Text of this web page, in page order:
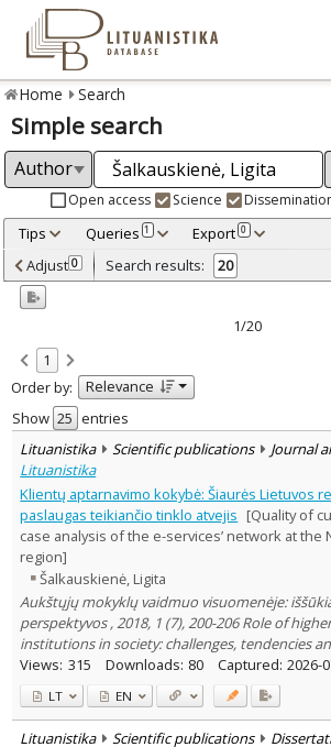
Home Search
Simple search
Open access Science
Tips Queries 1 Export 0
Adjusted by criteria 0
Year
Refine
Open access
Scientific publications 19
Dissemination publications
Document Type:
Journal articles 19
Dissertations
Subject area:
Education 1
Economics 4
Sociology
Law 2
Management 19
Text language
Country of publication
Historical periods
Lithuanian place names
Subject
Adjust 0 Search results: 20
1/20
1
Order by:
Relevance
Show
entries
Lituanistika
Scientific publications Journal
Lituanistika
Klientų aptarnavimo kokybė: Šiaurės Lietuvos
paslaugas teikiančio tinklo atvejis [Quality of
case analysis of the e-services’ network at the
region]
Šalkauskienė, Ligita
Aukštųjų mokyklų vaidmuo visuomenėje:
perspektyvos , 2018, 1 (7), 200-206 Role of
institutions in society: challenges, tendencies
Views: 315 Downloads: 80 Captured: 2026-
LT EN
Lituanistika Scientific publications